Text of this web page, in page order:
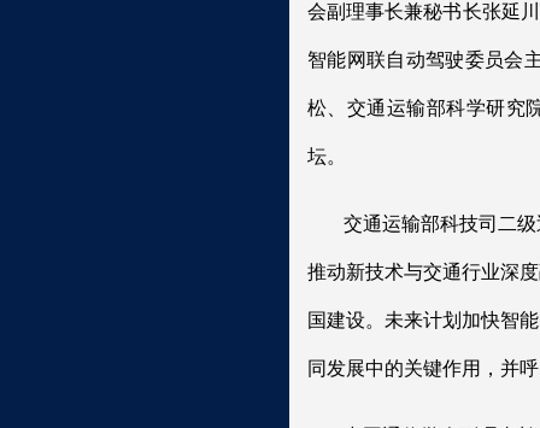
会副理事长兼秘书长张延
智能网联自动驾驶委员会
松、交通运输部科学研究
坛。
交通运输部科技司二
推动新技术与交通行业深
国建设。未来计划加快智
同发展中的关键作用，并